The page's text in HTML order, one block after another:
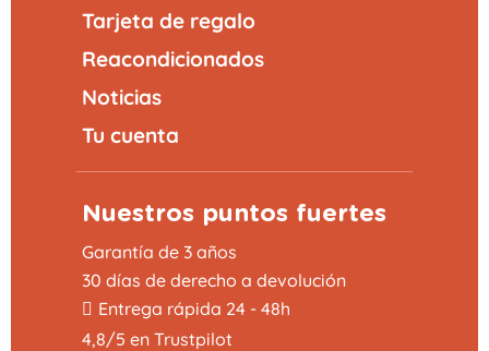
Tarjeta de regalo
Reacondicionados
Noticias
Tu cuenta
Nuestros puntos fuertes
Garantía de 3 años
30 días de derecho a devolución
Entrega rápida 24 - 48h
4,8/5 en Trustpilot